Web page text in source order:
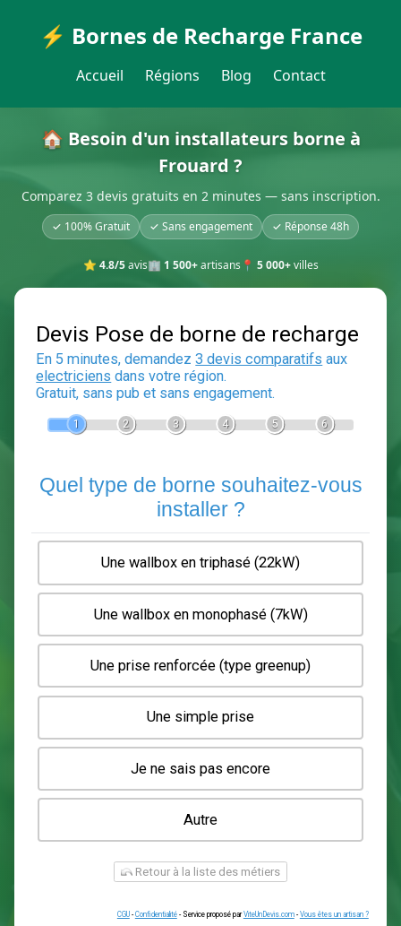
⚡ Bornes de Recharge France
Accueil Régions Blog Contact
🏠 Besoin d'un installateurs borne à
Frouard ?
Comparez 3 devis gratuits en 2 minutes — sans inscription.
✓ 100% Gratuit ✓ Sans engagement ✓ Réponse 48h
⭐ 4.8/5avis🏢 1 500+artisans 📍 5 000+villes
Devis Pose de borne de
En 5 minutes, demandez3 devis comparatifs
Gratuit, sans pub et sans engagement.
2 3 6
Quel type de borne souhaitez-
installer ?
Une wallbox en triphasé (22kW)
Une wallbox en monophasé (7kW)
Une prise renforcée (type greenup)
Une simple prise